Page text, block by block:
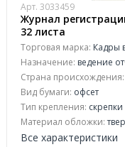
Арт. 3033459
Журнал
32 листа
Торговая марка: Кадры
Назначение: ведение
Страна происхождения:
Вид бумаги: офсeт
Тип крепления: скрепки
Материал обложки:
Все характеристики